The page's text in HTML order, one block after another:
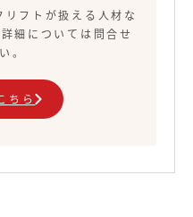
フトが扱える人材な
細については問合せ
。
ちら